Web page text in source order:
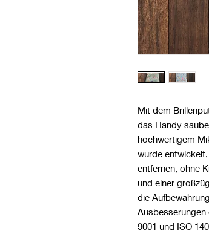
Mit dem
das Handy
hochwertigem
wurde
entfernen, ohne
und einer
die
Ausbesserungen
9001 und ISO